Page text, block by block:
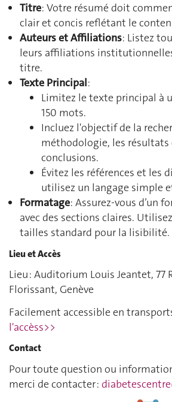
Titre: Votre résumé doit
clair et concis reflétant le
Auteurs et Affiliations: Listez
leurs affiliations
titre.
Texte Principal:
Limitez le texte principal à
150 mots.
Incluez l'objectif de la
méthodologie, les résultats
conclusions.
Évitez les références et les
utilisez un langage simple
Formatage: Assurez-vous d’un
avec des sections claires.
tailles standard pour la lisibilité.
Lieu et Accès
Lieu : Auditorium Louis Jeantet, 77
Florissant, Genève
Facilement accessible en
l'accèss>>
Contact
Pour toute question ou
merci de contacter :